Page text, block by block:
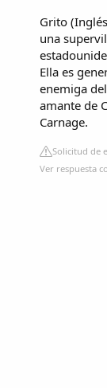
Grito
una
Ella es
enemiga
amante de
Carnage.
Solicitud de
Ver respuesta